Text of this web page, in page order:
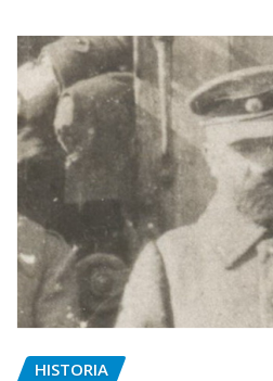
HISTORIA